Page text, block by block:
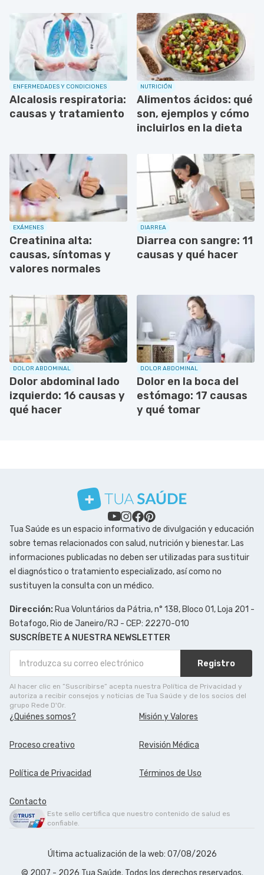
ENFERMEDADES Y CONDICIONES
Alcalosis respiratoria:
causas y tratamiento
NUTRICIÓN
Alimentos ácidos: qué
son, ejemplos y cómo
incluirlos en la dieta
EXÁMENES
Creatinina alta:
causas, síntomas y
valores normales
DIARREA
Diarrea con sangre: 11
causas y qué hacer
DOLOR ABDOMINAL
Dolor abdominal lado
izquierdo: 16 causas y
qué hacer
DOLOR ABDOMINAL
Dolor en la boca del
estómago: 17 causas
y qué tomar
Tua Saúde es un espacio informativo de divulgación y educación
sobre temas relacionados con salud, nutrición y bienestar. Las
informaciones publicadas no deben ser utilizadas para sustituir
el diagnóstico o tratamiento especializado, así como no
sustituyen la consulta con un médico.
Dirección: Rua Voluntários da Pátria, n° 138, Bloco 01, Loja 201 -
Botafogo, Rio de Janeiro/RJ - CEP: 22270-010
SUSCRÍBETE A NUESTRA NEWSLETTER
Registro
Al hacer clic en ”Suscribirse” acepta nuestra Política de Privacidad y
autoriza a recibir consejos y noticias de Tua Saúde y de los socios del
grupo Rede D'Or.
¿Quiénes somos? Misión y Valores
Proceso creativo Revisión Médica
Política de Privacidad Términos de Uso
Contacto
Este sello certifica que nuestro contenido de salud es
confiable.
Última actualización de la web: 07/08/2026